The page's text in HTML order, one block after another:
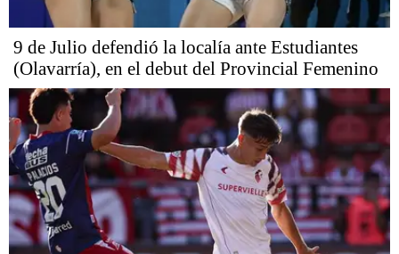
9 de Julio defendió la localía ante Estudiantes
(Olavarría), en el debut del Provincial Femenino